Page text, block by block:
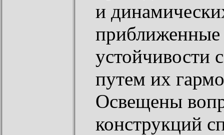
и
приближенные
устойчивости
путем их
Освещены
конструкций